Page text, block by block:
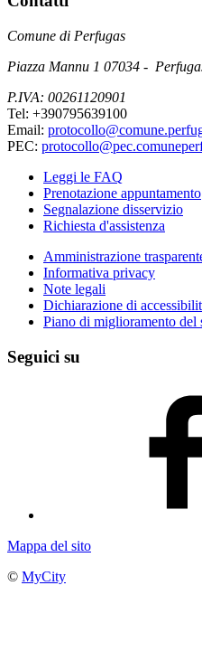
Comune di Perfugas
Piazza Mannu 1 07034 -
P.IVA: 00261120901
Tel: +390795639100
Email:
PEC:
Leggi le FAQ
Prenotazione appuntamento
Segnalazione disservizio
Richiesta d'assistenza
Amministrazione
Informativa privacy
Note legali
Dichiarazione di
Piano di miglioramento del
Seguici su
Mappa del sito
© MyCity